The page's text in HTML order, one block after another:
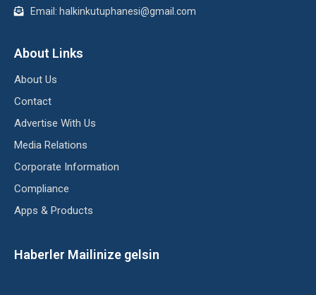
Email: halkinkutuphanesi@gmail.com
About Links
About Us
Contact
Advertise With Us
Media Relations
Corporate Information
Compliance
Apps & Products
Haberler Mailinize gelsin